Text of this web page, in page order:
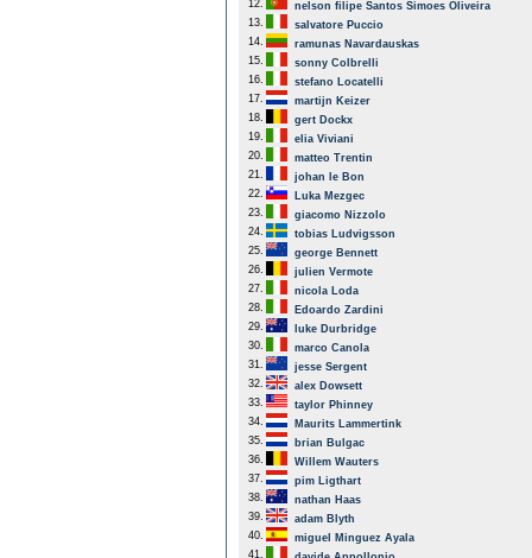
12.
nelson filipe Santos Simoes Oliveira
13.
salvatore Puccio
14.
ramunas Navardauskas
15.
sonny Colbrelli
16.
stefano Locatelli
17.
martijn Keizer
18.
gert Dockx
19.
elia Viviani
20.
matteo Trentin
21.
johan le Bon
22.
Luka Mezgec
23.
giacomo Nizzolo
24.
tobias Ludvigsson
25.
george Bennett
26.
julien Vermote
27.
nicola Loda
28.
Edoardo Zardini
29.
luke Durbridge
30.
marco Canola
31.
jesse Sergent
32.
alex Dowsett
33.
taylor Phinney
34.
Maurits Lammertink
35.
brian Bulgac
36.
Willem Wauters
37.
pim Ligthart
38.
nathan Haas
39.
adam Blyth
40.
miguel Minguez Ayala
41.